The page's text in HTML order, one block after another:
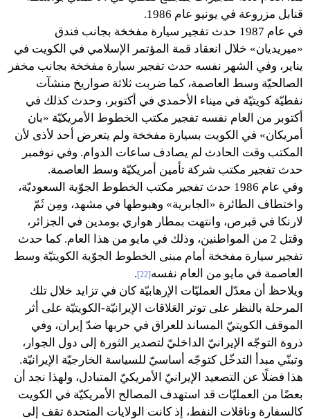
قنابل مزروعة في يونيو عام 1986.
في عام 1987 حدث تفجير سيارة مفخخة بجانب فندق
«ميريديان» خلال انعقاد قمة المؤتمر الإسلامي في الكويت في
يناير، وفي الشهر نفسه حدث تفجير سيارة مفخخة بجانب مخفر
الصالحيّة وسط العاصمة، كما ضربت ثلاثة صواريخ منشآت
نفطيّة كويتيّة في ميناء الأحمدي في أكتوبر، وحدث كذلك في
أكتوبر من العام نفسه تفجير مكتب الخطوط الأمريكيّة «بان
أمريكان» في الكويت بسيارة مفخخة ولم يتعرض أحد لأذى لأن
المكتب وقت الحادث لم يصادف ساعات الدوام. وفي نوفمبر
حدث تفجير مكتب شركة تأمين أمريكيّة وسط العاصمة.
وفي عام 1986 حدث تفجير مكتب الخطوط الجوّية السعوديّة،
واختطاف الطائرة «الجابرية» وهبوطها في مشهد، ومِن ثَمّ
لارنكا في قبرص، وانتهت بمطار هواري بومدين في الجزائر،
وقتل 2 من المواطنين، وذلك في مايو من هذا العام. كما حدث
تفجير سيارة مفخخة أمام مبنى الخطوط الجوّية الكويتيّة وسط
العاصمة في مايو من العام نفسه[22]
.
ويلاحظ أن معدّل العمليّات الإرهابيّة كان في تزايد خلال تلك
المرحلة بالنظر على توتر العَلاقات الإيرانيّة-الكويتيّة على أثر
الموقف الكويتيّ المساند للعراق في حربها ضدّ إيران، وفي
ذروة التوجّه الإيرانيّ الداخليّ لتصدير الثورة إلى دول الجوار،
وتبنّي مبدأ التدخّل كتوجّه أساسيّ للسياسة الخارجيّة الإيرانيّة.
هذا فضلًا عن التصعيد الإيرانيّ الأمريكيّ المتبادل، ولهذا نجد أن
بعضًا من العمليّات قد استهدف المصالح الأمريكيّة في الكويت
كالسفارة وناقلات النفط، إذ كانت الولايات المتحدة تقف إلى